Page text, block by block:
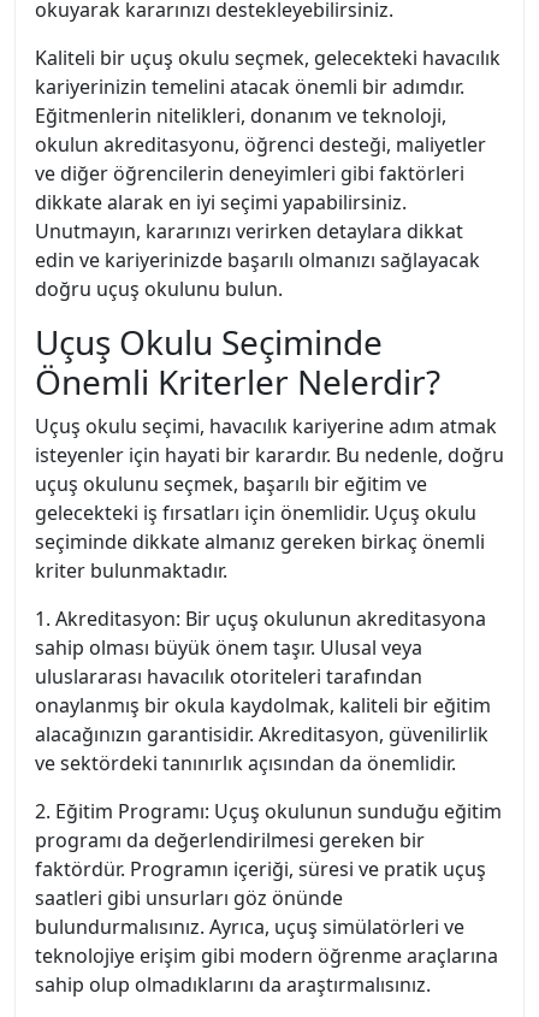
okuyarak kararınızı destekleyebilirsiniz.
Kaliteli bir uçuş okulu seçmek, gelecekteki havacılık
kariyerinizin temelini atacak önemli bir adımdır.
Eğitmenlerin nitelikleri, donanım ve teknoloji,
okulun akreditasyonu, öğrenci desteği, maliyetler
ve diğer öğrencilerin deneyimleri gibi faktörleri
dikkate alarak en iyi seçimi yapabilirsiniz.
Unutmayın, kararınızı verirken detaylara dikkat
edin ve kariyerinizde başarılı olmanızı sağlayacak
doğru uçuş okulunu bulun.
Uçuş Okulu Seçiminde
Önemli Kriterler Nelerdir?
Uçuş okulu seçimi, havacılık kariyerine adım atmak
isteyenler için hayati bir karardır. Bu nedenle, doğru
uçuş okulunu seçmek, başarılı bir eğitim ve
gelecekteki iş fırsatları için önemlidir. Uçuş okulu
seçiminde dikkate almanız gereken birkaç önemli
kriter bulunmaktadır.
1. Akreditasyon: Bir uçuş okulunun akreditasyona
sahip olması büyük önem taşır. Ulusal veya
uluslararası havacılık otoriteleri tarafından
onaylanmış bir okula kaydolmak, kaliteli bir eğitim
alacağınızın garantisidir. Akreditasyon, güvenilirlik
ve sektördeki tanınırlık açısından da önemlidir.
2. Eğitim Programı: Uçuş okulunun sunduğu eğitim
programı da değerlendirilmesi gereken bir
faktördür. Programın içeriği, süresi ve pratik uçuş
saatleri gibi unsurları göz önünde
bulundurmalısınız. Ayrıca, uçuş simülatörleri ve
teknolojiye erişim gibi modern öğrenme araçlarına
sahip olup olmadıklarını da araştırmalısınız.